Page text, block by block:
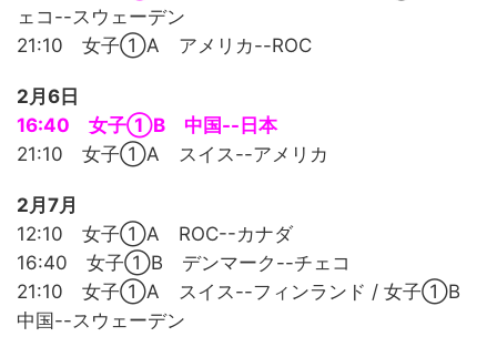
ェコ--スウェーデン
21:10 女子①A アメリカ--ROC
2月6日
16:40 女子①B 中国--日本
21:10 女子①A スイス--アメリカ
2月7月
12:10 女子①A ROC--カナダ
16:40 女子①B デンマーク--チェコ
21:10 女子①A スイス--フィンランド / 女子①B
中国--スウェーデン